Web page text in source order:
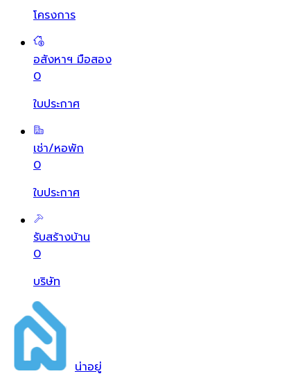
โครงการ
อสังหาฯ มือสอง
0
ใบประกาศ
เช่า/หอพัก
0
ใบประกาศ
รับสร้างบ้าน
0
บริษัท
น่าอยู่